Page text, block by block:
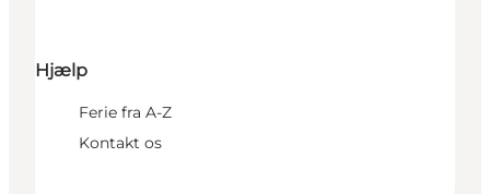
Hjælp
Ferie fra A-Z
Kontakt os